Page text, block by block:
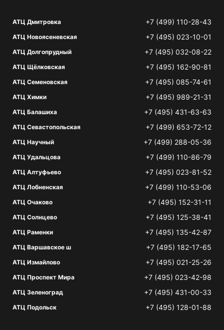
АТЦ Дмитровка +7 (499) 110-28-43
АТЦ Новоясеневская +7 (495) 023-10-01
АТЦ Долгопрудный +7 (495) 032-08-22
АТЦ Щёлковская +7 (495) 162-90-81
АТЦ Семеновская +7 (495) 085-74-61
АТЦ Химки +7 (495) 989-21-31
АТЦ Балашиха +7 (495) 431-63-63
АТЦ Севастопольская +7 (499) 653-72-12
АТЦ Научный +7 (499) 288-05-36
АТЦ Удальцова +7 (499) 110-86-79
АТЦ Алтуфьево +7 (495) 023-81-52
АТЦ Лобненская +7 (499) 110-53-06
АТЦ Очаково +7 (495) 152-31-11
АТЦ Солнцево +7 (495) 125-38-41
АТЦ Раменки +7 (495) 135-42-87
АТЦ Варшавское ш +7 (495) 182-17-65
АТЦ Измайлово +7 (495) 021-25-26
АТЦ Проспект Мира +7 (495) 023-42-98
АТЦ Зеленоград +7 (495) 431-00-33
АТЦ Подольск +7 (495) 128-01-88